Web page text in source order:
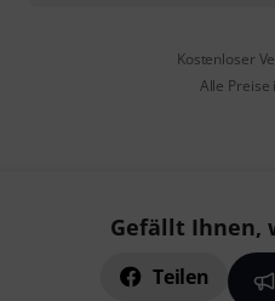
Kostenloser
Alle Preise
Gefällt Ihnen,
Teilen